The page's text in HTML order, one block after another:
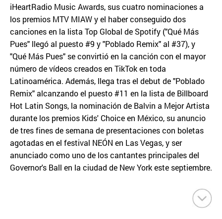
iHeartRadio Music Awards, sus cuatro nominaciones a
los premios MTV MIAW y el haber conseguido dos
canciones en la lista Top Global de Spotify ("Qué Más
Pues" llegó al puesto #9 y "Poblado Remix" al #37), y
"Qué Más Pues" se convirtió en la canción con el mayor
número de vídeos creados en TikTok en toda
Latinoamérica. Además, llega tras el debut de "Poblado
Remix" alcanzando el puesto #11 en la lista de Billboard
Hot Latin Songs, la nominación de Balvin a Mejor Artista
durante los premios Kids' Choice en México, su anuncio
de tres fines de semana de presentaciones con boletas
agotadas en el festival NEÓN en Las Vegas, y ser
anunciado como uno de los cantantes principales del
Governor's Ball en la ciudad de New York este septiembre.